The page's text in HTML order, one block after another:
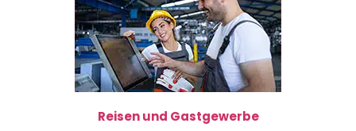
Reisen und Gastgewerbe